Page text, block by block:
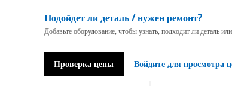
Подойдет ли деталь / нужен ремонт?
Добавьте оборудование, чтобы узнать, подходит ли деталь
Проверка цены Войдите для просмотра